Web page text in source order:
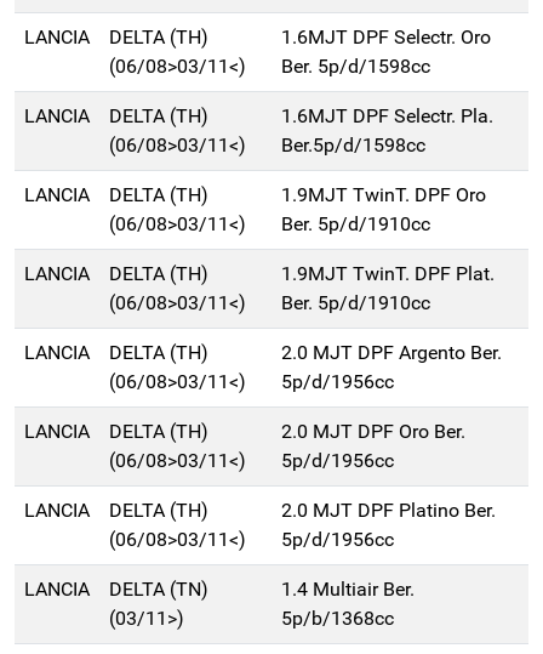
LANCIA
DELTA (TH)
(06/08>03/11<)
1.6MJT DPF Selectr. Oro
Ber. 5p/d/1598cc
LANCIA
DELTA (TH)
(06/08>03/11<)
1.6MJT DPF Selectr. Pla.
Ber.5p/d/1598cc
LANCIA
DELTA (TH)
(06/08>03/11<)
1.9MJT TwinT. DPF Oro
Ber. 5p/d/1910cc
LANCIA
DELTA (TH)
(06/08>03/11<)
1.9MJT TwinT. DPF Plat.
Ber. 5p/d/1910cc
LANCIA
DELTA (TH)
(06/08>03/11<)
2.0 MJT DPF Argento Ber.
5p/d/1956cc
LANCIA
DELTA (TH)
(06/08>03/11<)
2.0 MJT DPF Oro Ber.
5p/d/1956cc
LANCIA
DELTA (TH)
(06/08>03/11<)
2.0 MJT DPF Platino Ber.
5p/d/1956cc
LANCIA
DELTA (TN)
(03/11>)
1.4 Multiair Ber.
5p/b/1368cc